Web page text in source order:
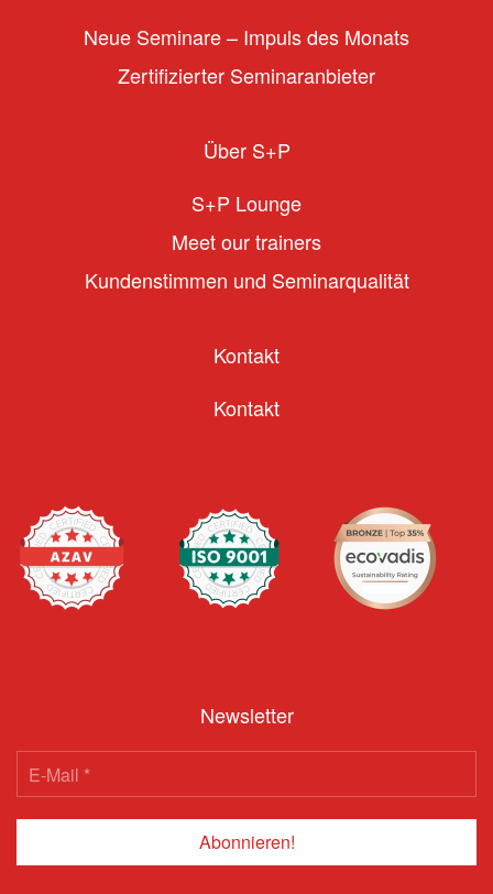
Neue Seminare – Impuls des Monats
Zertifizierter Seminaranbieter
Über S+P
S+P Lounge
Meet our trainers
Kundenstimmen und Seminarqualität
Kontakt
Kontakt
Newsletter